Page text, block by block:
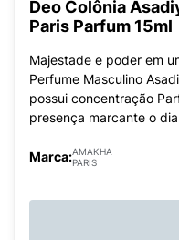
Deo Colônia
Paris Parfum 15ml
Majestade e poder em
Perfume Masculino
possui concentração
presença marcante o
Marca:AMAKHA
PARIS